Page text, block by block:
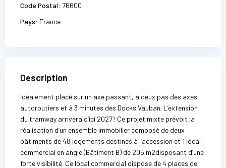
Code Postal: 76600
Pays: France
Description
Idéalement placé sur un axe passant, à deux pas des axes
autoroutiers et à 3 minutes des Docks Vauban. L’extension
du tramway arrivera d’ici 2027 ! Ce projet mixte prévoit la
réalisation d’un ensemble immobilier composé de deux
bâtiments de 48 logements destinés à l’accession et 1 local
commercial en angle (Bâtiment B) de 205 m2disposant d’une
forte visibilité. Ce local commercial dispose de 4 places de